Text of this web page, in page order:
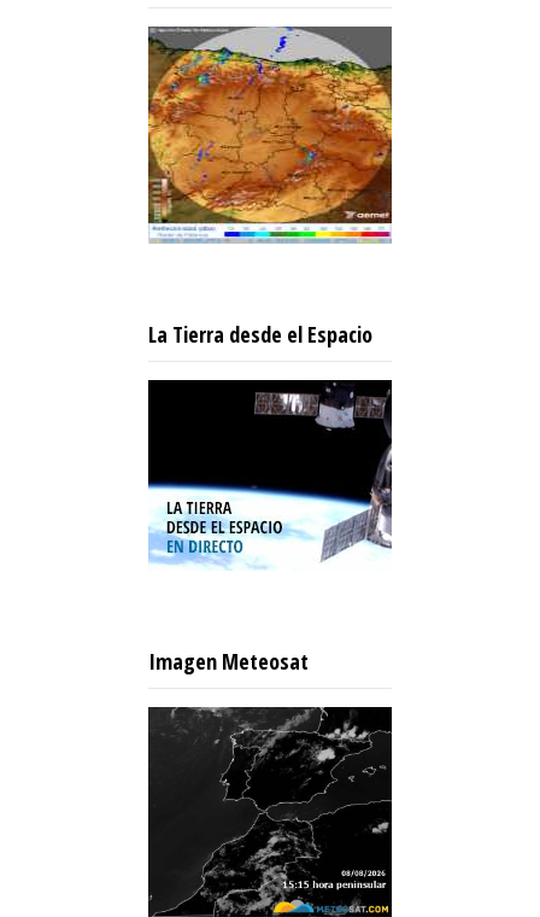
La Tierra desde el Espacio
Imagen Meteosat